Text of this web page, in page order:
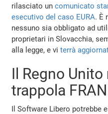
rilasciato uncomunicato
esecutivo del caso EURA. È
nessuno sia obbligato ad
proprietari in Slovacchia,
alla legge, e viterrà
Il Regno
trappola
Il Software Libero potrebbe